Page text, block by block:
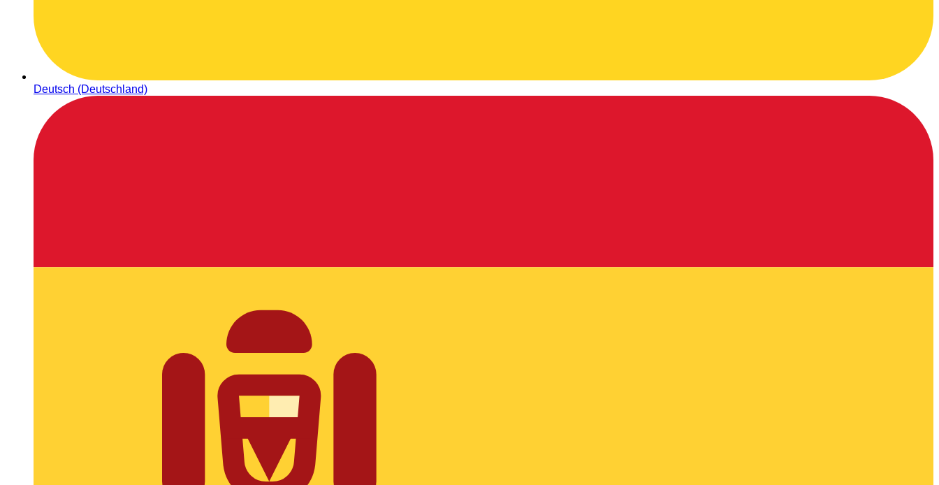
Deutsch (Deutschland)